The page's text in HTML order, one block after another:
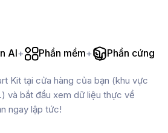
AI+ Phần mềm+ Phần cứng
Kit tại cửa hàng của bạn (khu vực
và bắt đầu xem dữ liệu thực về
ngay lập tức!